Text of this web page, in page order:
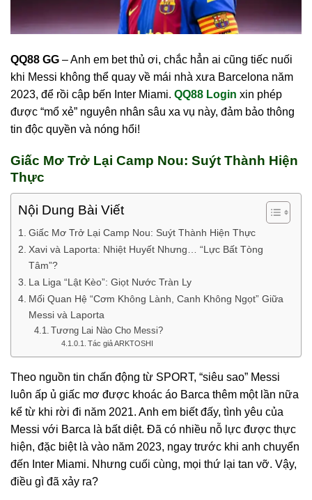
QQ88 GG – Anh em bet thủ ơi, chắc hẳn ai cũng tiếc nuối
khi Messi không thể quay về mái nhà xưa Barcelona năm
2023, để rồi cập bến Inter Miami. QQ88 Login xin phép
được “mổ xẻ” nguyên nhân sâu xa vụ này, đảm bảo thông
tin độc quyền và nóng hổi!
Giấc Mơ Trở Lại Camp Nou: Suýt Thành Hiện
Thực
Nội Dung Bài Viết
Giấc Mơ Trở Lại Camp Nou: Suýt Thành Hiện Thực
Xavi và Laporta: Nhiệt Huyết Nhưng… “Lực Bất Tòng
Tâm”?
La Liga “Lật Kèo”: Giọt Nước Tràn Ly
Mối Quan Hệ “Cơm Không Lành, Canh Không Ngọt” Giữa
Messi và Laporta
Tương Lai Nào Cho Messi?
Tác giả ARKTOSHI
Theo nguồn tin chấn động từ SPORT, “siêu sao” Messi
luôn ấp ủ giấc mơ được khoác áo Barca thêm một lần nữa
kể từ khi rời đi năm 2021. Anh em biết đấy, tình yêu của
Messi với Barca là bất diệt. Đã có nhiều nỗ lực được thực
hiện, đặc biệt là vào năm 2023, ngay trước khi anh chuyển
đến Inter Miami. Nhưng cuối cùng, mọi thứ lại tan vỡ. Vậy,
điều gì đã xảy ra?